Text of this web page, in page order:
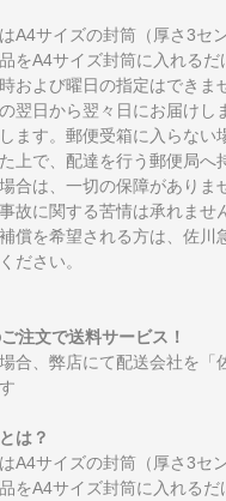
A4サイズの封筒（厚さ3セ
をA4サイズ封筒に入れるだ
および曜日の指定はできま
翌日から翌々日にお届けし
ます。郵便受箱に入らない
上で、配達を行う郵便局へ
合は、一切の保障がありま
故に関する苦情は承れませ
償を希望される方は、佐川
ださい。
注文で送料サービス！
合、弊店にて配送会社を「
は？
A4サイズの封筒（厚さ3セ
をA4サイズ封筒に入れるだ